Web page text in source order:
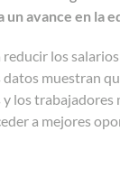
un avance en la
los
muestran
y los
a mejores